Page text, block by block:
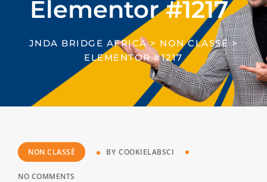
Elementor #1217
JNDA BRIDGE AFRICA> NON CLASSÉ>
ELEMENTOR #1217
NON CLASSÉ BY COOKIELABSCI
NO COMMENTS